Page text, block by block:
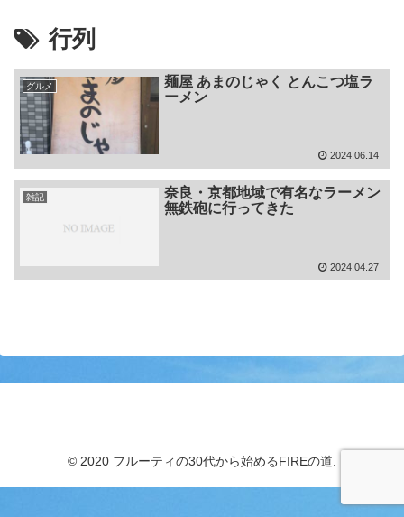
行列
グルメ
麺屋 あまのじゃく とんこつ塩ラ
ーメン
2024.06.14
雑記
奈良・京都地域で有名なラーメン
無鉄砲に行ってきた
2024.04.27
© 2020 フルーティの30代から始めるFIREの道.